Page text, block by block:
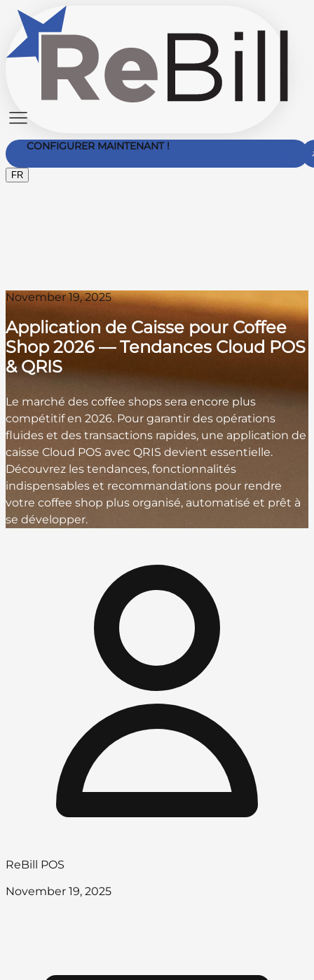
CONFIGURER MAINTENANT !
FR
November 19, 2025
Application de Caisse pour Coffee
Shop 2026 — Tendances Cloud POS
& QRIS
Le marché des coffee shops sera encore plus
compétitif en 2026. Pour garantir des opérations
fluides et des transactions rapides, une application de
caisse Cloud POS avec QRIS devient essentielle.
Découvrez les tendances, fonctionnalités
indispensables et recommandations pour rendre
votre coffee shop plus organisé, automatisé et prêt à
se développer.
ReBill POS
November 19, 2025